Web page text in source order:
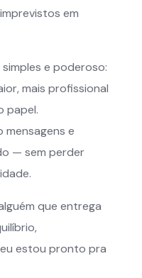
em
e poderoso:
mais profissional
papel.
mensagens e
— sem perder
que entrega
estou pronto pra